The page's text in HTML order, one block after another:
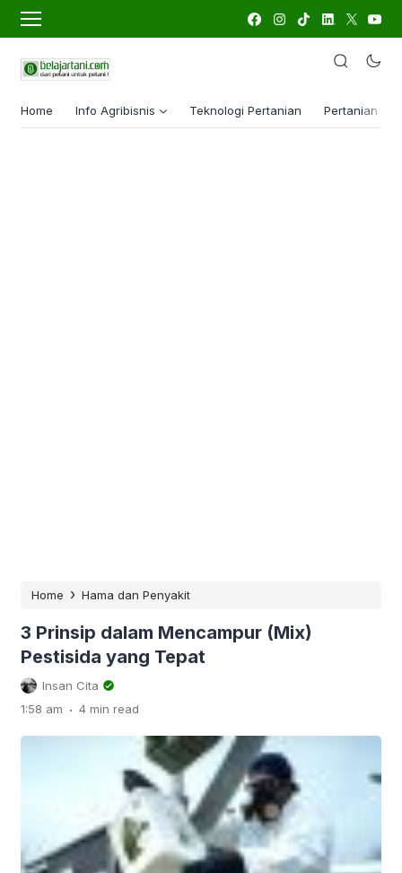
Home Info Agribisnis Teknologi Pertanian Pertanian
Home › Hama dan Penyakit
3 Prinsip dalam Mencampur (Mix)
Pestisida yang Tepat
Insan Cita
1:58 am . 4 min read